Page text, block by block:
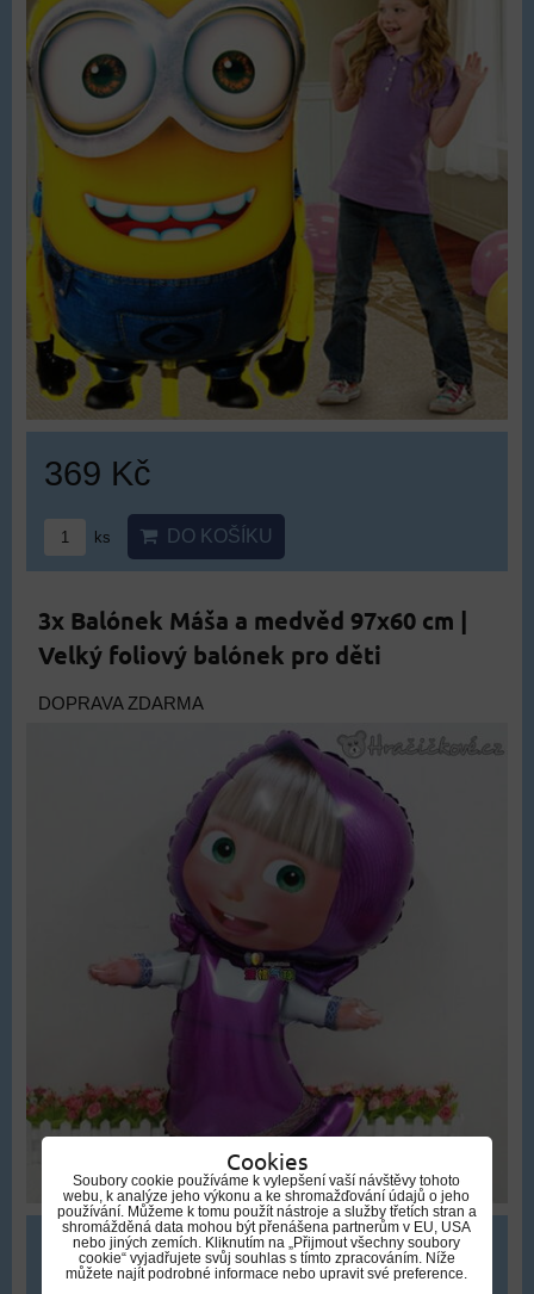
369 Kč
ks DO KOŠÍKU
3x Balónek Máša a medvěd 97x60 cm |
Velký foliový balónek pro děti
DOPRAVA ZDARMA
329 Kč
Cookies
Soubory cookie používáme k vylepšení vaší návštěvy tohoto
webu, k analýze jeho výkonu a ke shromažďování údajů o jeho
používání. Můžeme k tomu použít nástroje a služby třetích stran a
shromážděná data mohou být přenášena partnerům v EU, USA
nebo jiných zemích. Kliknutím na „Přijmout všechny soubory
cookie“ vyjadřujete svůj souhlas s tímto zpracováním. Níže
můžete najít podrobné informace nebo upravit své preference.